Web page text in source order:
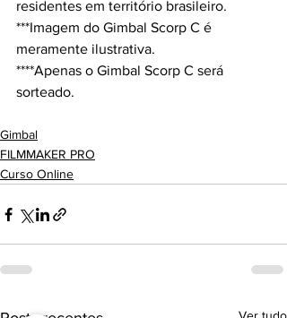
residentes em território brasileiro.
***Imagem do Gimbal Scorp C é
meramente ilustrativa.
****Apenas o Gimbal Scorp C será
sorteado.
Gimbal
FILMMAKER PRO
Curso Online